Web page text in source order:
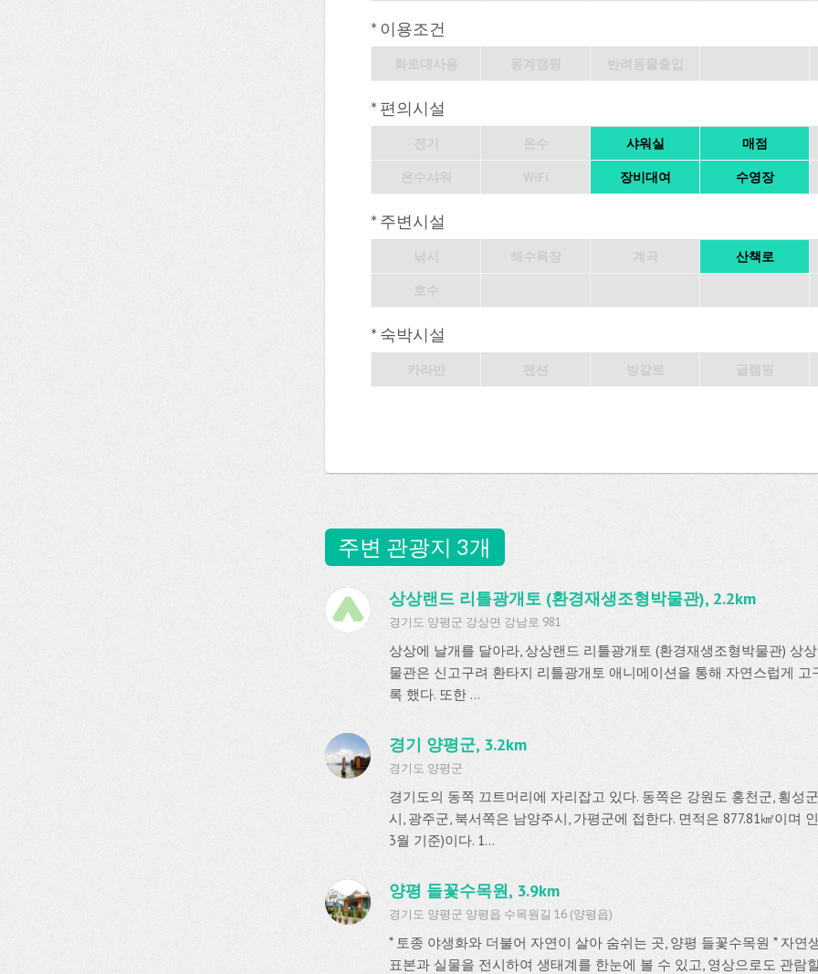
* 이용조건
* 편의시설
샤워실 매점
장비대여 수영장
* 주변시설
산책로
* 숙박시설
주변 관광지 3개
상상랜드 리틀광개토 (환경재생조형박물관), 2.2km
경기도 양평군 강상면 강남로 981
상상에 날개를 달아라, 상상랜드 리틀광개토 (환경재생조형박물관) 상
물관은 신고구려 환타지 리틀광개토 애니메이션을 통해 자연스럽게
록 했다. 또한 ...
경기 양평군, 3.2km
경기도 양평군
경기도의 동쪽 끄트머리에 자리잡고 있다. 동쪽은 강원도 홍천군, 횡성
시, 광주군, 북서쪽은 남양주시, 가평군에 접한다. 면적은 877.81㎢이며
3월 기준)이다. 1...
양평 들꽃수목원, 3.9km
경기도 양평군 양평읍 수목원길 16 (양평읍)
* 토종 야생화와 더불어 자연이 살아 숨쉬는 곳, 양평 들꽃수목원 * 자연
표본과 실물을 전시하여 생태계를 한눈에 볼 수 있고, 영상으로도 관람